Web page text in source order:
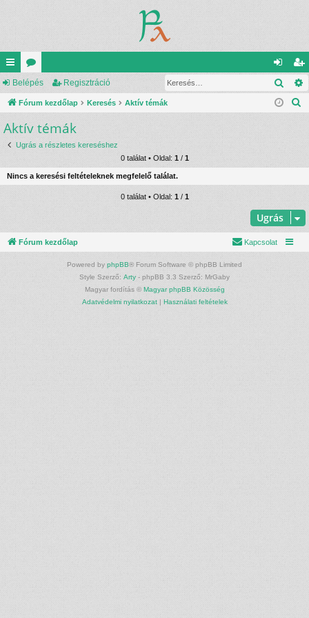
yo
rs
lin
ke
k
ór
u
m
ok
el
ép
eg
is
ió
Belépés Regisztráció
Fórum kezdőlap Keresés Aktív témák
Aktív témák
Ugrás a részletes kereséshez
0 találat • Oldal: 1 / 1
Nincs a keresési feltételeknek megfelelő találat.
0 találat • Oldal: 1 / 1
Ugrás
Fórum kezdőlap Kapcsolat
Powered by phpBB® Forum Software © phpBB Limited
Style Szerző: Arty - phpBB 3.3 Szerző: MrGaby
Magyar fordítás © Magyar phpBB Közösség
Adatvédelmi nyilatkozat| Használati feltételek